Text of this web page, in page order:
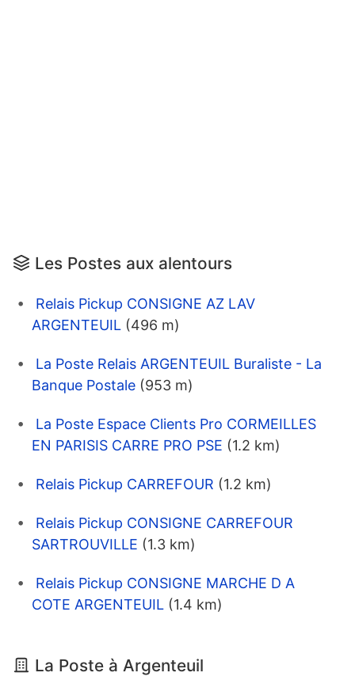
Les Postes aux alentours
Relais Pickup CONSIGNE AZ LAV
ARGENTEUIL (496 m)
La Poste Relais ARGENTEUIL Buraliste - La
Banque Postale (953 m)
La Poste Espace Clients Pro CORMEILLES
EN PARISIS CARRE PRO PSE (1.2 km)
Relais Pickup CARREFOUR (1.2 km)
Relais Pickup CONSIGNE CARREFOUR
SARTROUVILLE (1.3 km)
Relais Pickup CONSIGNE MARCHE D A
COTE ARGENTEUIL (1.4 km)
La Poste à Argenteuil